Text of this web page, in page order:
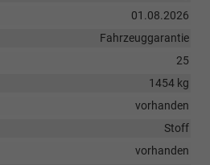
01.08.2026
Fahrzeuggarantie
25
1454 kg
vorhanden
Stoff
vorhanden